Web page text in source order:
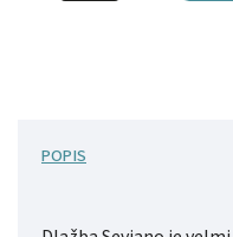
POPIS